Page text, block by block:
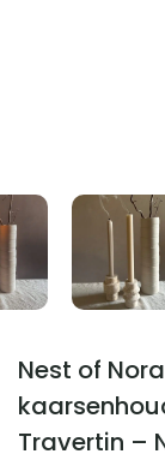
Nest of
Travertin –